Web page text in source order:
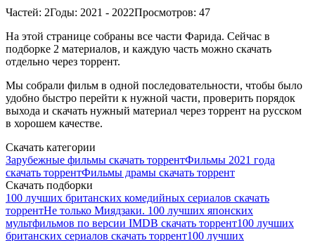
Частей: 2Годы: 2021 - 2022Просмотров: 47
На этой странице собраны все части Фарида. Сейчас в
подборке 2 материалов, и каждую часть можно скачать
отдельно через торрент.
Мы собрали фильм в одной последовательности, чтобы было
удобно быстро перейти к нужной части, проверить порядок
выхода и скачать нужный материал через торрент на русском
в хорошем качестве.
Скачать категории
Зарубежные фильмы скачать торрентФильмы 2021 года
скачать торрентФильмы драмы скачать торрент
Скачать подборки
100 лучших британских комедийных сериалов скачать
торрентНе только Миядзаки. 100 лучших японских
мультфильмов по версии IMDB скачать торрент100 лучших
британских сериалов скачать торрент100 лучших